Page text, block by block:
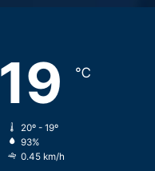
19 ℃
20º - 19º
93%
0.45 km/h